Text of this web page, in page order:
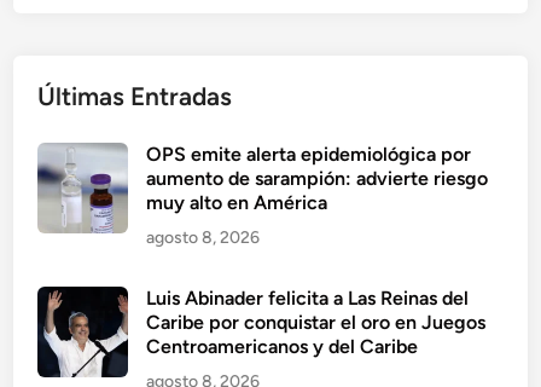
Últimas Entradas
OPS emite alerta epidemiológica por
aumento de sarampión: advierte riesgo
muy alto en América
agosto 8, 2026
Luis Abinader felicita a Las Reinas del
Caribe por conquistar el oro en Juegos
Centroamericanos y del Caribe
agosto 8, 2026